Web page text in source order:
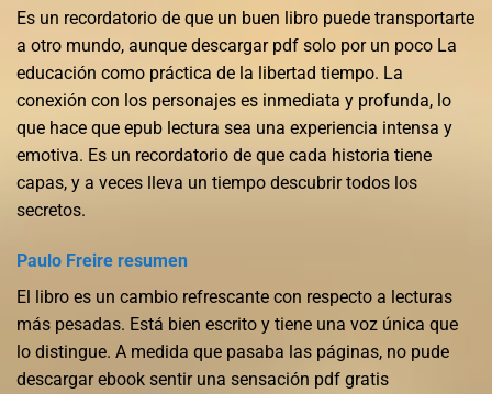
Es un recordatorio de que un buen libro puede transportarte
a otro mundo, aunque descargar pdf solo por un poco La
educación como práctica de la libertad tiempo. La
conexión con los personajes es inmediata y profunda, lo
que hace que epub lectura sea una experiencia intensa y
emotiva. Es un recordatorio de que cada historia tiene
capas, y a veces lleva un tiempo descubrir todos los
secretos.
Paulo Freire resumen
El libro es un cambio refrescante con respecto a lecturas
más pesadas. Está bien escrito y tiene una voz única que
lo distingue. A medida que pasaba las páginas, no pude
descargar ebook sentir una sensación pdf gratis